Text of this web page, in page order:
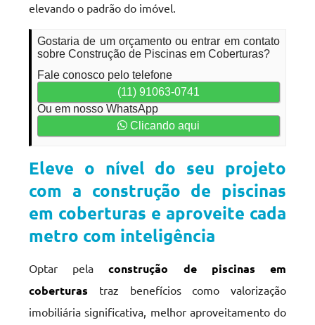
elevando o padrão do imóvel.
Gostaria de um orçamento ou entrar em contato
sobre Construção de Piscinas em Coberturas?
Fale conosco pelo telefone
(11) 91063-0741
Ou em nosso WhatsApp
Clicando aqui
Eleve o nível do seu projeto
com a construção de piscinas
em coberturas e aproveite cada
metro com inteligência
Optar pelaconstrução de piscinas em
coberturas traz benefícios como valorização
imobiliária significativa, melhor aproveitamento do